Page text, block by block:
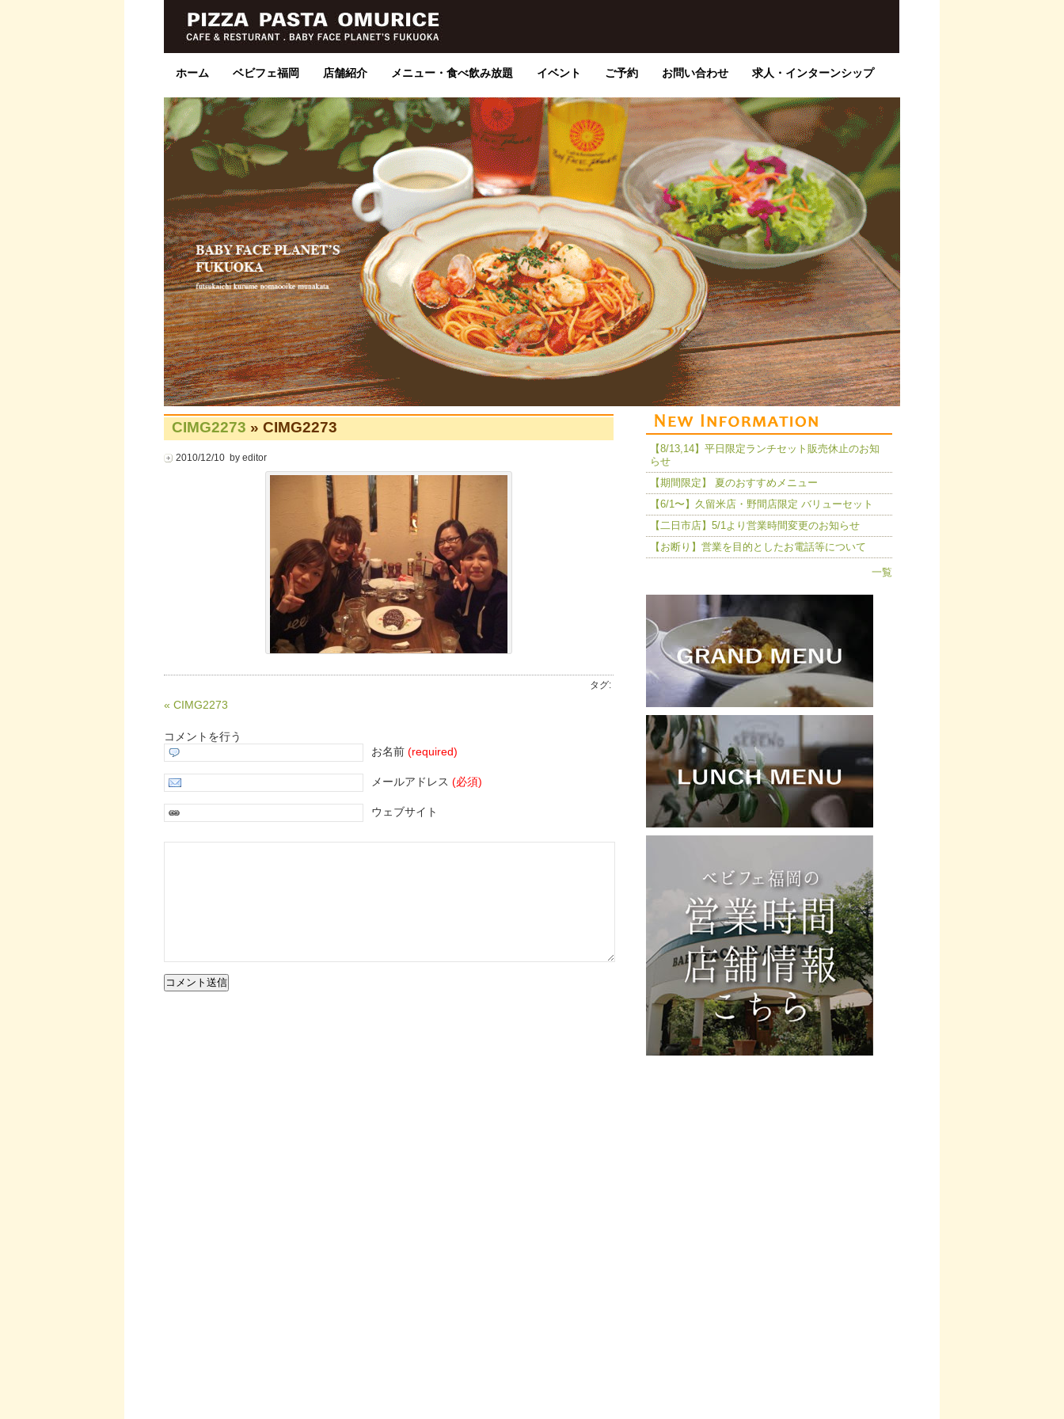
ホーム ベビフェ福岡 店舗紹介 メニュー・食べ飲み放題 イベント ご予約 お問い合わせ 求人・インターンシップ
CIMG2273 » CIMG2273
2010/12/10 by editor
タグ:
« CIMG2273
コメントを行う
お名前 (required)
メールアドレス (必須)
ウェブサイト
【8/13,14】平日限定ランチセット販売休止のお知
らせ
【期間限定】 夏のおすすめメニュー
【6/1〜】久留米店・野間店限定 バリューセット
【二日市店】5/1より営業時間変更のお知らせ
【お断り】営業を目的としたお電話等について
一覧